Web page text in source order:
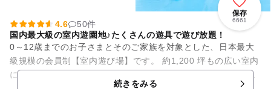
保存
6661
4.6
50件
国内最大級の室内遊園地♪たくさんの遊具で遊び放題！
0～12歳までのお子さまとそのご家族を対象とした、日本最大
級規模の会員制【室内遊び場】です。 約1,200 坪もの広い室内
には、大人も一緒に遊べる滑り台などのふわふわ遊具や、さま
続きをみる